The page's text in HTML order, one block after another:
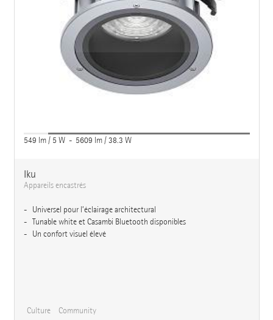
549 lm / 5 W - 5609 lm / 38.3 W
Iku
Appareils encastrés
Universel pour l’éclairage architectural
Tunable white et Casambi Bluetooth disponibles
Un confort visuel élevé
Culture Community